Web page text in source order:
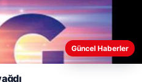
daha iyi anlayabilmek,
geliştirmek amacıyla çerezler
Güncel Haberler